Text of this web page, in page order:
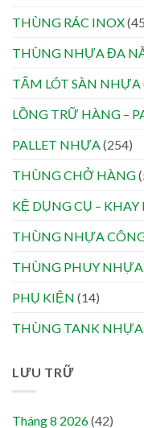
THÙNG RÁC INOX
THÙNG NHỰA ĐA
TẤM LÓT SÀN NHỰA
LỒNG TRỮ HÀNG –
PALLET NHỰA (254)
THÙNG CHỞ HÀNG
KỆ DỤNG CỤ –
THÙNG NHỰA
THÙNG PHUY NHỰA
PHỤ KIỆN (14)
THÙNG TANK NHỰA
LƯU TRỮ
Tháng 8 2026(42)